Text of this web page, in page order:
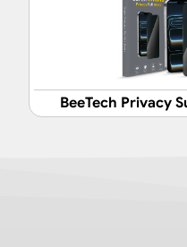
BeeTech Privacy